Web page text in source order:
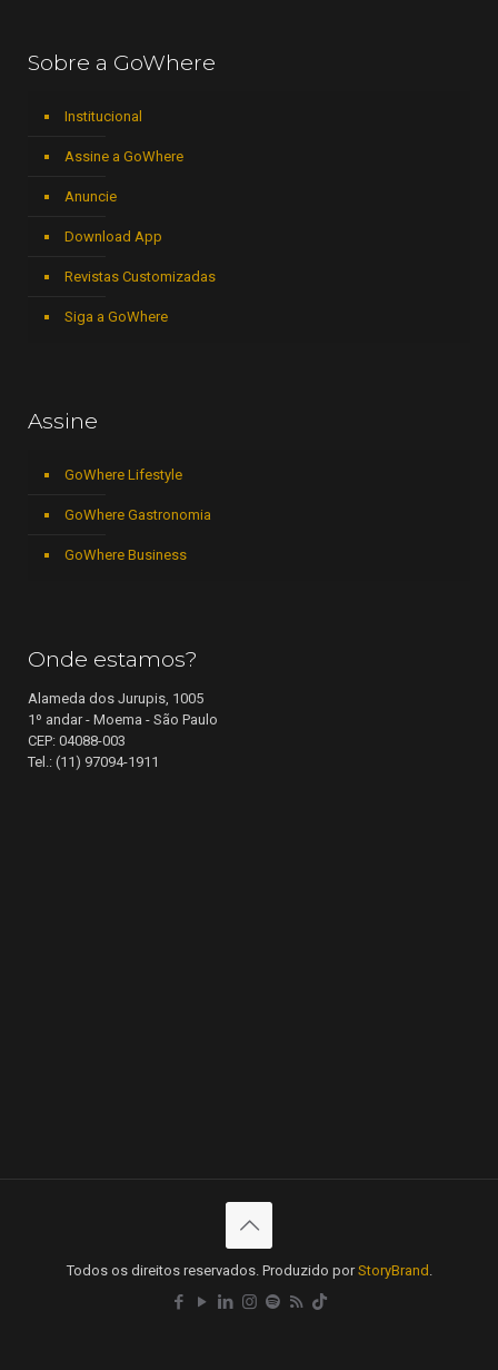
Sobre a GoWhere
Institucional
Assine a GoWhere
Anuncie
Download App
Revistas Customizadas
Siga a GoWhere
Assine
GoWhere Lifestyle
GoWhere Gastronomia
GoWhere Business
Onde estamos?
Alameda dos Jurupis, 1005
1º andar - Moema - São Paulo
CEP: 04088-003
Tel.: (11) 97094-1911
Todos os direitos reservados. Produzido porStoryBrand